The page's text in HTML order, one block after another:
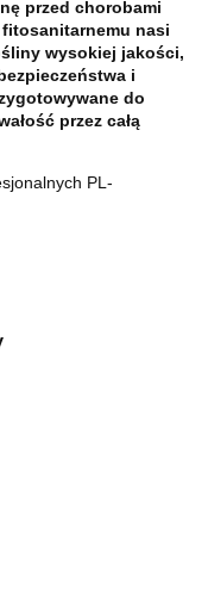
przed chorobami
nasi
wysokiej jakości,
i
do
przez całą
PL-